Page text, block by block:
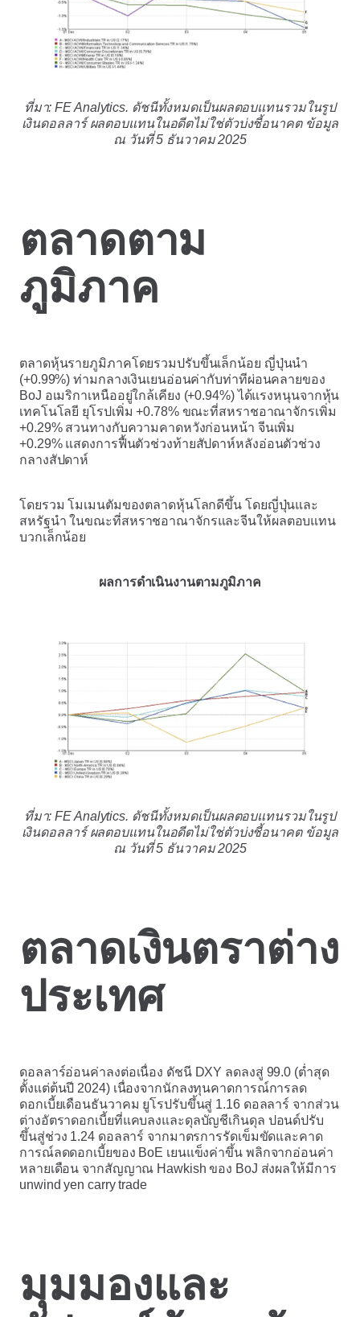
ที่มา: FE Analytics. ดัชนีทั้งหมดเป็นผลตอบแทนรวมในรูป
เงินดอลลาร์ ผลตอบแทนในอดีตไม่ใช่ตัวบ่งชี้อนาคต ข้อมูล
ณ วันที่ 5 ธันวาคม 2025
ตลาดตาม
ภูมิภาค
ตลาดหุ้นรายภูมิภาคโดยรวมปรับขึ้นเล็กน้อย ญี่ปุ่นนำ
(+0.99%) ท่ามกลางเงินเยนอ่อนค่ากับท่าทีผ่อนคลายของ
BoJ อเมริกาเหนืออยู่ใกล้เคียง (+0.94%) ได้แรงหนุนจากหุ้น
เทคโนโลยี ยุโรปเพิ่ม +0.78% ขณะที่สหราชอาณาจักรเพิ่ม
+0.29% สวนทางกับความคาดหวังก่อนหน้า จีนเพิ่ม
+0.29% แสดงการฟื้นตัวช่วงท้ายสัปดาห์หลังอ่อนตัวช่วง
กลางสัปดาห์
โดยรวม โมเมนตัมของตลาดหุ้นโลกดีขึ้น โดยญี่ปุ่นและ
สหรัฐนำ ในขณะที่สหราชอาณาจักรและจีนให้ผลตอบแทน
บวกเล็กน้อย
ผลการดำเนินงานตามภูมิภาค
ที่มา: FE Analytics. ดัชนีทั้งหมดเป็นผลตอบแทนรวมในรูป
เงินดอลลาร์ ผลตอบแทนในอดีตไม่ใช่ตัวบ่งชี้อนาคต ข้อมูล
ณ วันที่ 5 ธันวาคม 2025
ตลาดเงินตราต่าง
ประเทศ
ดอลลาร์อ่อนค่าลงต่อเนื่อง ดัชนี DXY ลดลงสู่ 99.0 (ต่ำสุด
ตั้งแต่ต้นปี 2024) เนื่องจากนักลงทุนคาดการณ์การลด
ดอกเบี้ยเดือนธันวาคม ยูโรปรับขึ้นสู่ 1.16 ดอลลาร์ จากส่วน
ต่างอัตราดอกเบี้ยที่แคบลงและดุลบัญชีเกินดุล ปอนด์ปรับ
ขึ้นสู่ช่วง 1.24 ดอลลาร์ จากมาตรการรัดเข็มขัดและคาด
การณ์ลดดอกเบี้ยของ BoE เยนแข็งค่าขึ้น พลิกจากอ่อนค่า
หลายเดือน จากสัญญาณ Hawkish ของ BoJ ส่งผลให้มีการ
unwind yen carry trade
มุมมองและ